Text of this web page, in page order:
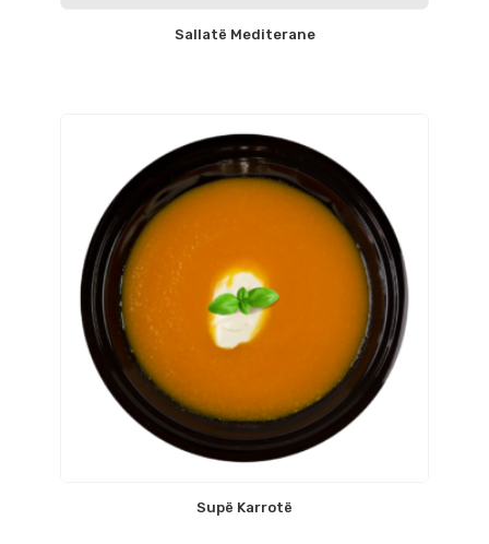
Sallatë Mediterane
Supë Karrotë